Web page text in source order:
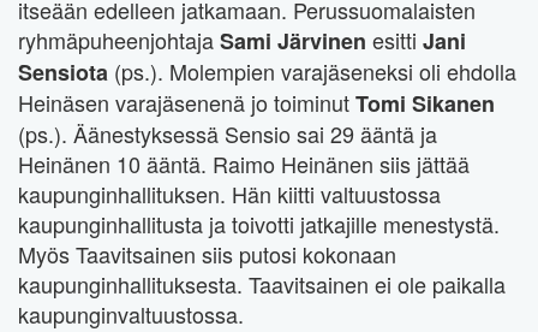
itseään edelleen jatkamaan. Perussuomalaisten
ryhmäpuheenjohtajaSami Järvinen esitti Jani
Sensiota (ps.). Molempien varajäseneksi oli ehdolla
Heinäsen varajäsenenä jo toiminutTomi Sikanen
(ps.). Äänestyksessä Sensio sai 29 ääntä ja
Heinänen 10 ääntä. Raimo Heinänen siis jättää
kaupunginhallituksen. Hän kiitti valtuustossa
kaupunginhallitusta ja toivotti jatkajille menestystä.
Myös Taavitsainen siis putosi kokonaan
kaupunginhallituksesta. Taavitsainen ei ole paikalla
kaupunginvaltuustossa.